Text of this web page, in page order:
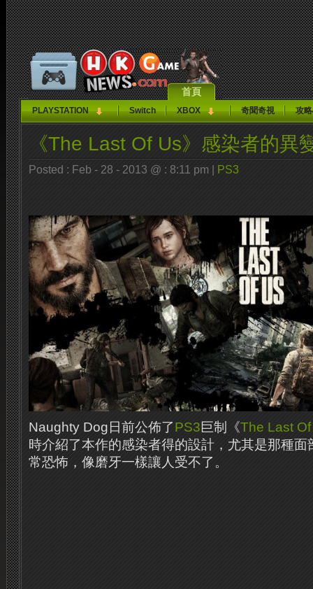
首頁
PLAYSTATION Switch XBOX 奇聞奇視 攻
《The Last Of Us》感染者的異
Posted : Feb - 28 - 2013 @ : 8:11 pm | PS3
Naughty Dog日前公佈了PS3巨制《The Last
時介紹了本作的感染者得的設計，尤其是那種
常恐怖，像磨牙一樣讓人受不了。